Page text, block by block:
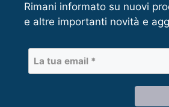
Rimani informato su nuovi
e altre importanti novità e